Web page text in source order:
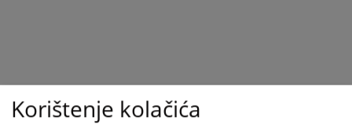
Korištenje kolačića